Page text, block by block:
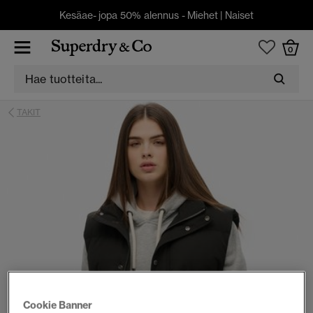
Kesäae- jopa 50% alennus - Miehet | Naiset
0
TAKIT
Cookie Banner